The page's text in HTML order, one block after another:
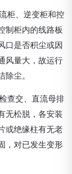
柜、逆变柜和控
制柜内的线路板
口是否积尘或因
风量大，故运行
尘。
查交、直流母排
无松脱，各安装
或绝缘柱有无老
，对已发生变形